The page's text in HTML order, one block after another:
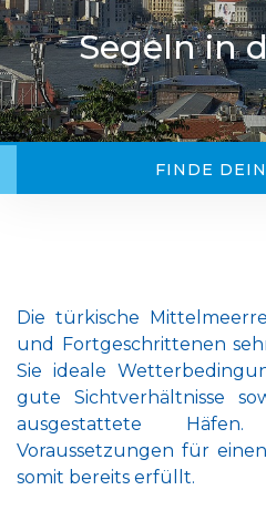
Segeln in
FINDE
Die türkische
und Fortgeschrittenen
Sie ideale
gute Sichtverhältnisse
ausgestattete
Voraussetzungen für
somit bereits erfüllt.